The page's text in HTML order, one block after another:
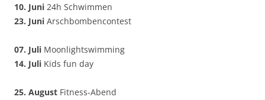
10. Juni 24h Schwimmen
23. Juni Arschbombencontest
07. Juli Moonlightswimming
14. Juli Kids fun day
25. August Fitness-Abend